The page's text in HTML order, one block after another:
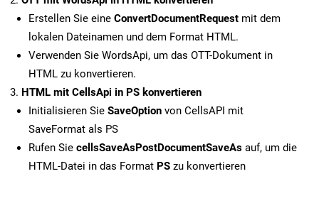
Erstellen Sie eine ConvertDocumentRequest mit dem
lokalen Dateinamen und dem Format HTML.
Verwenden Sie WordsApi, um das OTT-Dokument in
HTML zu konvertieren.
HTML mit CellsApi in PS konvertieren
Initialisieren Sie SaveOption von CellsAPI mit
SaveFormat als PS
Rufen Sie cellsSaveAsPostDocumentSaveAs auf, um die
HTML-Datei in das Format PS zu konvertieren